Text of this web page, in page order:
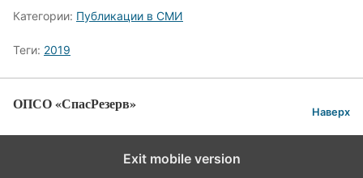
Категории: Публикации в СМИ
Теги: 2019
ОПСО «СпасРезерв» Наверх
Exit mobile version